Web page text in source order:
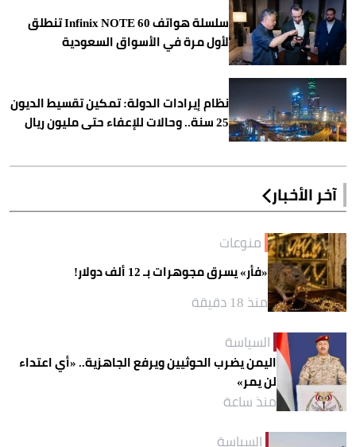
سلسلة هواتف Infinix NOTE 60 تنطلق
لأول مرة في الأسواق السعودية
نظام إيرادات الدولة: تمكين تقسيط الديون
25 سنة.. وحالات للإعفاء حتى مليون ريال
آخر الأخبار
منوعات
«فأر» يسرق مجوهرات بـ 12 ألف دولار!
منذ 18 دقيقة
السياسة
اليمن يضرب الحوثيين ويرفع الجاهزية.. «أي اعتداء
لن يمر»
منذ ساعة
السياسة